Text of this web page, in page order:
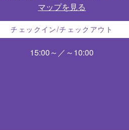
マップを見る
チェックイン/チェックアウト
15:00～／～10:00